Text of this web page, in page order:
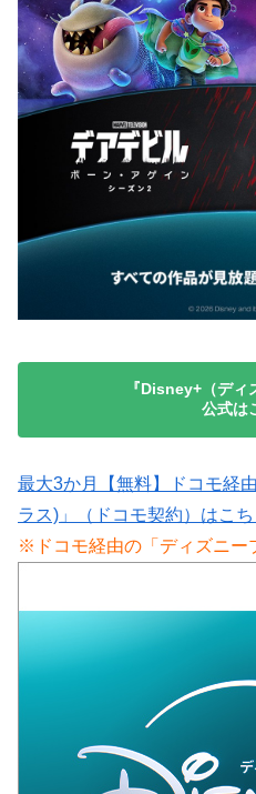
『Disney+（ディ
公式は
最大3か月【無料】ドコモ経
ラス)」（ドコモ契約）はこち
※ドコモ経由の「ディズニー